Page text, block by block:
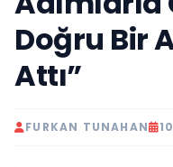
Doğru Bir
Attı”
FURKAN TUNAHAN